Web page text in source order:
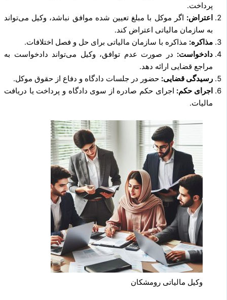
پرداخت.
اعتراض: اگر موکل با مبلغ تعیین شده موافق نباشد، وکیل می‌تواند
به سازمان مالیاتی اعتراض کند.
مذاکره: مذاکره با سازمان مالیاتی برای حل و فصل اختلافات.
دادخواست: در صورت عدم توافق، وکیل می‌تواند دادخواست به
مراجع قضایی ارائه دهد.
رسیدگی قضایی: حضور در جلسات دادگاه و دفاع از حقوق موکل.
اجرای حکم: اجرای حکم صادره از سوی دادگاه و پرداخت یا دریافت
مالیات.
وکیل مالیاتی رومشکان